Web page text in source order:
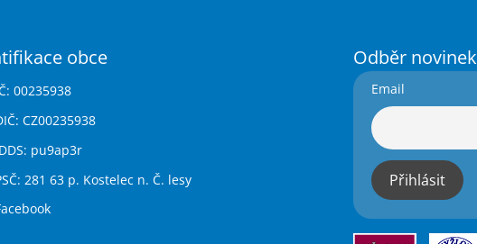
obce
00235938
CZ00235938
pu9ap3r
281 63 p. Kostelec n. Č. lesy
Odběr novinek
Email